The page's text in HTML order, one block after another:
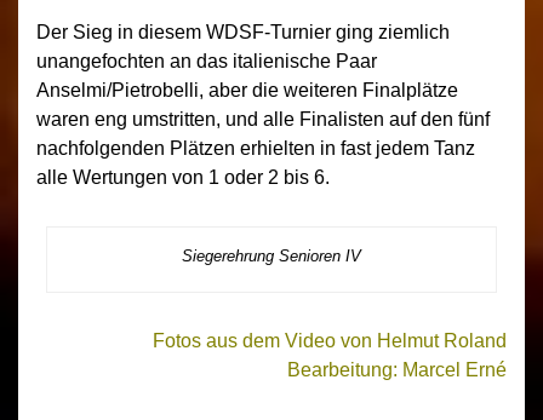
Der Sieg in diesem WDSF-Turnier ging ziemlich
unangefochten an das italienische Paar
Anselmi/Pietrobelli, aber die weiteren Finalplätze
waren eng umstritten, und alle Finalisten auf den fünf
nachfolgenden Plätzen erhielten in fast jedem Tanz
alle Wertungen von 1 oder 2 bis 6.
Siegerehrung Senioren IV
Fotos aus dem Video von Helmut Roland
Bearbeitung: Marcel Erné